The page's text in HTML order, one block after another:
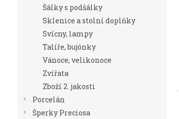
Šálky s podšálky
Sklenice a stolní doplňky
Svícny, lampy
Talíře, bujónky
Vánoce, velikonoce
Zvířata
Zboží 2. jakosti
Porcelán
Šperky Preciosa